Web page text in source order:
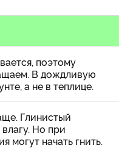
поэтому
В дождливую
а не в теплице.
Глинистый
Но при
могут начать гнить.